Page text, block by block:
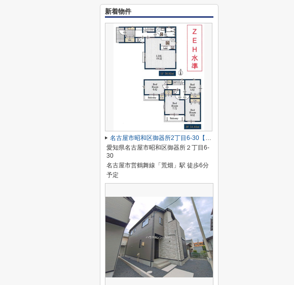
新着物件
名古屋市昭和区御器所2丁目6-30【仲介手数料無料】新築一戸建て 】
愛知県名古屋市昭和区御器所２丁目6-
30
名古屋市営鶴舞線「荒畑」駅 徒歩6分
予定